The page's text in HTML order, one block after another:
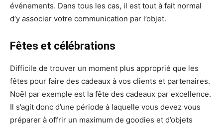
événements. Dans tous les cas, il est tout à fait normal
d’y associer votre communication par l’objet.
Fêtes et célébrations
Difficile de trouver un moment plus approprié que les
fêtes pour faire des cadeaux à vos clients et partenaires.
Noël par exemple est la fête des cadeaux par excellence.
Il s’agit donc d’une période à laquelle vous devez vous
préparer à offrir un maximum de goodies et d’objets